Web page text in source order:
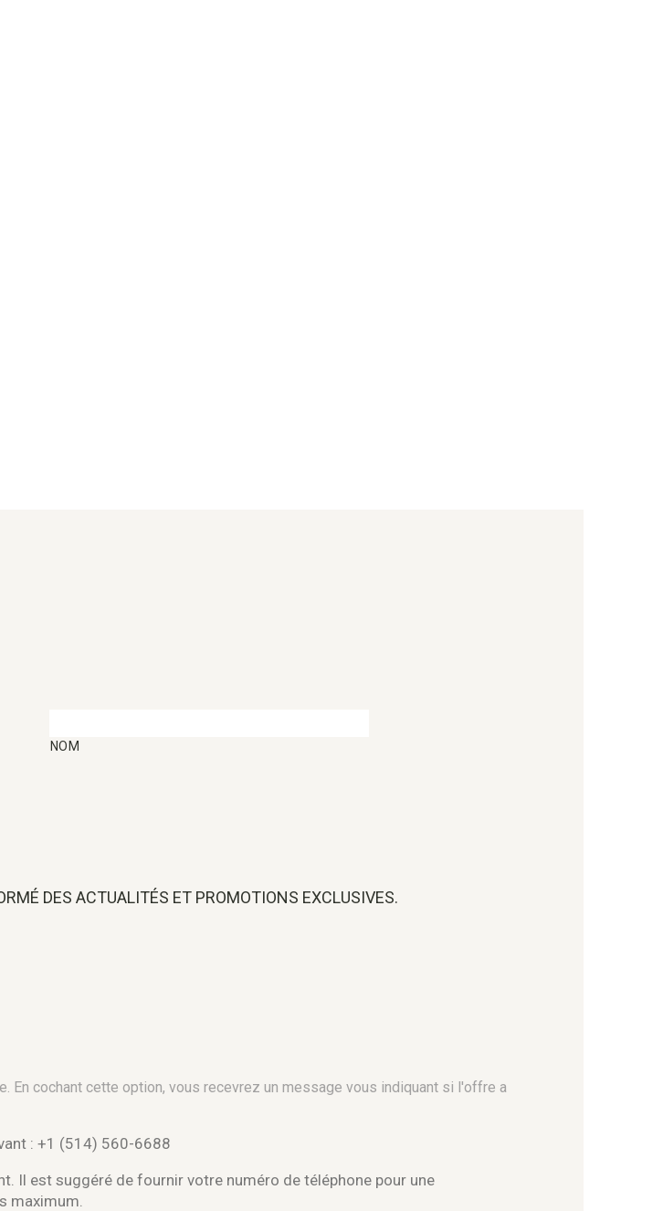
NOM
DES ACTUALITÉS ET PROMOTIONS EXCLUSIVES.
cochant cette option, vous recevrez un message vous indiquant si l'offre a
: +1 (514) 560-6688
Il est suggéré de fournir votre numéro de téléphone pour une
maximum.